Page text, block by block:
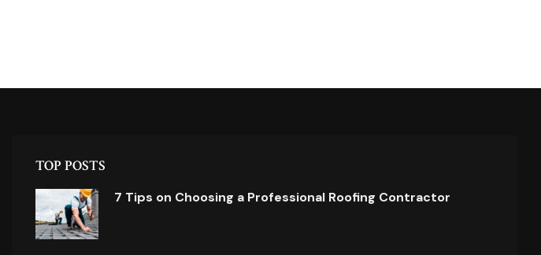
TOP POSTS
7 Tips on Choosing a Professional Roofing Contractor